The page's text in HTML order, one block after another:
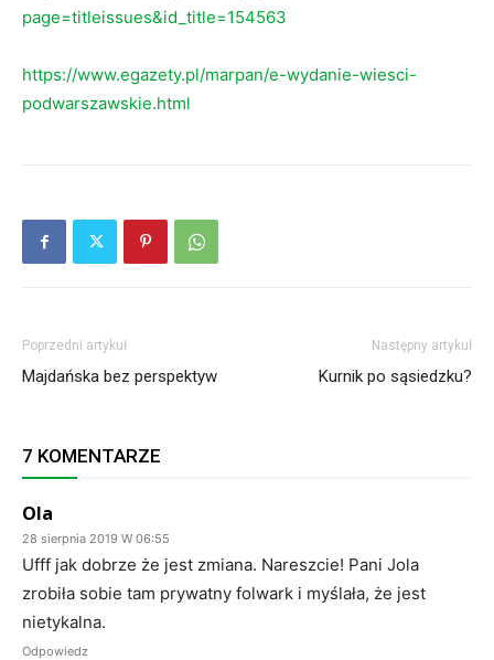
page=titleissues&id_title=154563
https://www.egazety.pl/marpan/e-wydanie-wiesci-
podwarszawskie.html
Poprzedni artykuł
Majdańska bez perspektyw
Następny artykuł
Kurnik po sąsiedzku?
7 KOMENTARZE
Ola
28 sierpnia 2019 W 06:55
Ufff jak dobrze że jest zmiana. Nareszcie! Pani Jola
zrobiła sobie tam prywatny folwark i myślała, że jest
nietykalna.
Odpowiedz